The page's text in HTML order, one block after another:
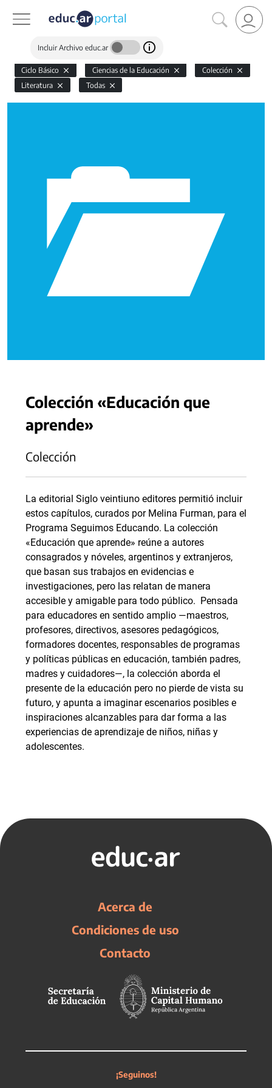
Incluir Archivo educ.ar
Ciclo Básico Ciencias de la Educación
Colección
Literatura
Todas
Colección «Educación que
aprende»
Colección
La editorial Siglo veintiuno editores permitió incluir
estos capítulos, curados por Melina Furman, para el
Programa Seguimos Educando. La colección
«Educación que aprende» reúne a autores
consagrados y nóveles, argentinos y extranjeros,
que basan sus trabajos en evidencias e
investigaciones, pero las relatan de manera
accesible y amigable para todo público. Pensada
para educadores en sentido amplio —maestros,
profesores, directivos, asesores pedagógicos,
formadores docentes, responsables de programas
y políticas públicas en educación, también padres,
madres y cuidadores—, la colección aborda el
presente de la educación pero no pierde de vista su
futuro, y apunta a imaginar escenarios posibles e
inspiraciones alcanzables para dar forma a las
experiencias de aprendizaje de niños, niñas y
adolescentes.
Acerca de
Condiciones de uso
Contacto
¡Seguinos!